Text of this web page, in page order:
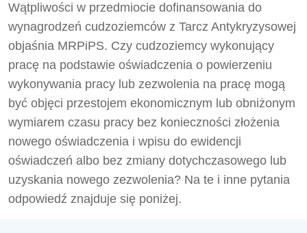
Wątpliwości w przedmiocie dofinansowania do
wynagrodzeń cudzoziemców z Tarcz Antykryzysowej
objaśnia MRPiPS. Czy cudzoziemcy wykonujący
pracę na podstawie oświadczenia o powierzeniu
wykonywania pracy lub zezwolenia na pracę mogą
być objęci przestojem ekonomicznym lub obniżonym
wymiarem czasu pracy bez konieczności złożenia
nowego oświadczenia i wpisu do ewidencji
oświadczeń albo bez zmiany dotychczasowego lub
uzyskania nowego zezwolenia? Na te i inne pytania
odpowiedź znajduje się poniżej.